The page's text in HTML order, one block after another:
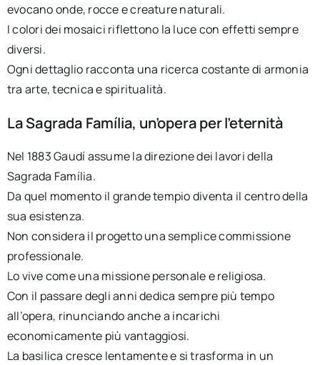
evocano onde, rocce e creature naturali.
I colori dei mosaici riflettono la luce con effetti sempre
diversi.
Ogni dettaglio racconta una ricerca costante di armonia
tra arte, tecnica e spiritualità.
La Sagrada Família, un’opera per l’eternità
Nel 1883 Gaudí assume la direzione dei lavori della
Sagrada Família.
Da quel momento il grande tempio diventa il centro della
sua esistenza.
Non considera il progetto una semplice commissione
professionale.
Lo vive come una missione personale e religiosa.
Con il passare degli anni dedica sempre più tempo
all’opera, rinunciando anche a incarichi
economicamente più vantaggiosi.
La basilica cresce lentamente e si trasforma in un